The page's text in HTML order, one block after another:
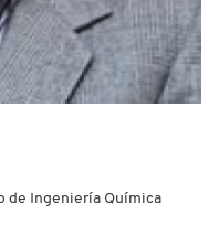
de Ingeniería Química